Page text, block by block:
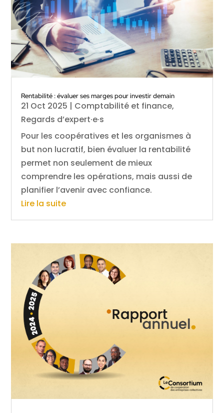
Rentabilité : évaluer ses marges pour investir demain
21 Oct 2025 | Comptabilité et finance,
Regards d’expert·e·s
Pour les coopératives et les organismes à
but non lucratif, bien évaluer la rentabilité
permet non seulement de mieux
comprendre les opérations, mais aussi de
planifier l’avenir avec confiance.
Lire la suite